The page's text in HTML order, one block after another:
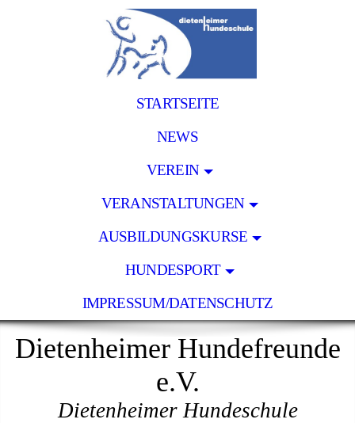
STARTSEITE
NEWS
VEREIN
VERANSTALTUNGEN
AUSBILDUNGSKURSE
HUNDESPORT
IMPRESSUM/DATENSCHUTZ
Dietenheimer Hundefreunde
e.V.
Dietenheimer Hundeschule